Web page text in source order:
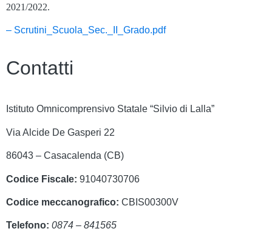
2021/2022.
– Scrutini_Scuola_Sec._II_Grado.pdf
Contatti
Istituto Omnicomprensivo Statale “Silvio di Lalla”
Via Alcide De Gasperi 22
86043 – Casacalenda (CB)
Codice Fiscale: 91040730706
Codice meccanografico: CBIS00300V
Telefono: 0874 – 841565